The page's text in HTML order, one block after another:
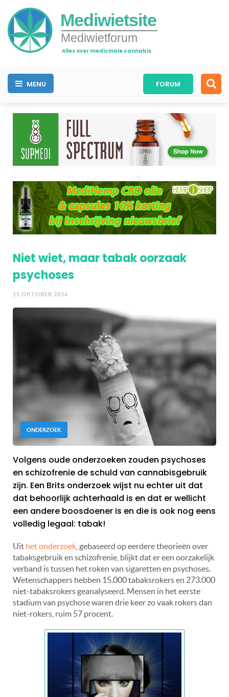
Mediwietsite
Mediwietforum
Alles over medicinale cannabis
MENU FORUM
Niet wiet, maar tabak oorzaak
psychoses
15 OKTOBER 2016
ONDERZOEK
Volgens oude onderzoeken zouden psychoses
en schizofrenie de schuld van cannabisgebruik
zijn. Een Brits onderzoek wijst nu echter uit dat
dat behoorlijk achterhaald is en dat er wellicht
een andere boosdoener is en die is ook nog eens
volledig legaal: tabak!
Uit het onderzoek , gebaseerd op eerdere theorieën over
tabaksgebruik en schizofrenie, blijkt dat er een oorzakelijk
verband is tussen het roken van sigaretten en psychoses.
Wetenschappers hebben 15.000 tabaksrokers en 273.000
niet-tabaksrokers geanalyseerd. Mensen in het eerste
stadium van psychose waren drie keer zo vaak rokers dan
niet-rokers, ruim 57 procent.